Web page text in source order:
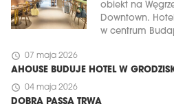
obiekt na
Downtown.
w centrum
schedule 07 maja 2026
AHOUSE BUDUJE HOTEL W
schedule 04 maja 2026
DOBRA PASSA TRWA